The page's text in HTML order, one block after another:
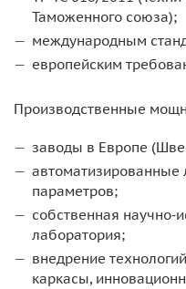
Таможенного союза);
международным
европейским
Производственные
заводы в Европе
параметров;
собственная
лаборатория;
внедрение
каркасы,